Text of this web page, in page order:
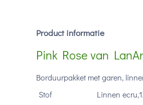
Product informatie
Pink Rose van
Borduurpakket met garen,
Stof
Linnen